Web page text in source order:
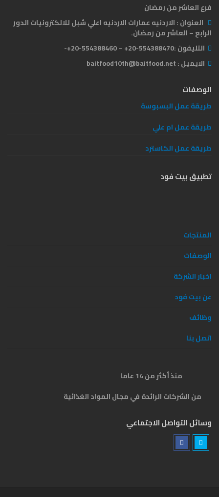
فرع العاشر من رمضان
العنوان :الاردنيه عمارات الاردنيه اعلي شبل للالكترونيات الدور
الرابع – العاشر من رمضان.
التليفون :554388470-20+ – 554388460-20+-
الايميل :baitfood10th@baitfood.net
الوصفات
طريقة عمل البسبوسة
طريقة عمل ام علي
طريقة عمل الكاسترد
تطبيق بيت فود
المنتجات
الوصفات
اخبار الشركة
عن بيت فود
وظائف
اتصل بنا
منذ أكثر من 14 عاما
من الشركات الرائدة في مجال المواد الغذائية
وسائل التواصل الاجتماعي